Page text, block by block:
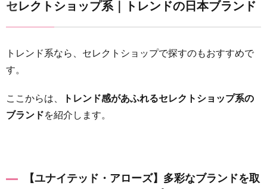
セレクトショップ系｜トレンドの日本ブランド
トレンド系なら、セレクトショップで探すのもおすすめで
す。
ここからは、
トレンド感があふれるセレクトショップ系の
ブランドを紹介します。
【ユナイテッド・アローズ】多彩なブランドを取